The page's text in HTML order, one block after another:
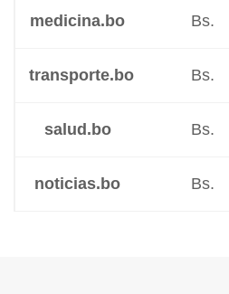
medicina.bo Bs.
transporte.bo Bs.
salud.bo Bs.
noticias.bo Bs.